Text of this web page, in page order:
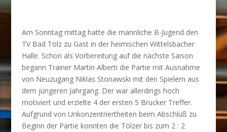
Am Sonntag mittag hatte die männliche B-Jugend den
TV Bad Tölz zu Gast in der heimischen Wittelsbacher
Halle. Schon als Vorbereitung auf die nächste Saison
begann Trainer Martin Alberti die Partie mit Ausnahme
von Neuzugang Niklas Stonawski mit den Spielern aus
dem jüngeren Jahrgang. Der war allerdings hoch
motiviert und erzielte 4 der ersten 5 Brucker Treffer.
Aufgrund von Unkonzentriertheiten beim Abschluß zu
Beginn der Partie konnten die Tölzer bis zum 2 : 2